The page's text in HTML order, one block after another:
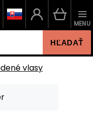
HĽADAŤ
MENU
vlasy